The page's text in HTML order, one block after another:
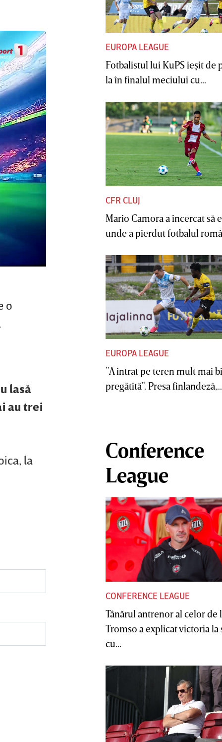
o
lasă
au trei
la
EUROPA LEAGUE
Fotbalistul lui KuPS ieşit de
la în finalul meciului cu...
CFR CLUJ
Mario Camora a încercat să
unde a pierdut fotbalul
EUROPA LEAGUE
”A intrat pe teren mult mai
pregătită”. Presa
Conference
League
CONFERENCE LEAGUE
Tânărul antrenor al celor de
Tromso a explicat victoria la
cu...